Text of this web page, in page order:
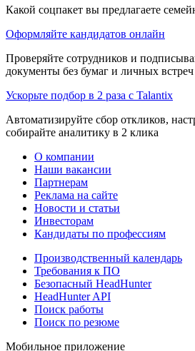
Какой соцпакет вы предлагаете
Оформляйте кандидатов онлайн
Проверяйте сотрудников и
документы без бумаг и личных встреч
Ускорьте подбор в 2 раза с Talantix
Автоматизируйте сбор откликов,
собирайте аналитику в 2 клика
О компании
Наши вакансии
Партнерам
Реклама на сайте
Новости и статьи
Инвесторам
Кандидаты по профессиям
Производственный календарь
Требования к ПО
Безопасный HeadHunter
HeadHunter API
Поиск работы
Поиск по резюме
Мобильное приложение